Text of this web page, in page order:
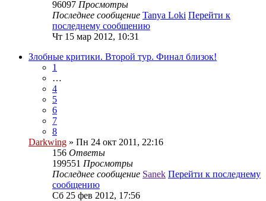
96097 Просмотры
Последнее сообщение Tanya Loki Перейти к
последнему сообщению
Чт 15 мар 2012, 10:31
Злобные критики. Второй тур. Финал близок!
1
…
4
5
6
7
8
Darkwing » Пн 24 окт 2011, 22:16
156 Ответы
199551 Просмотры
Последнее сообщение Sanek Перейти к последнему
сообщению
Сб 25 фев 2012, 17:56